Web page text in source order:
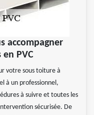
accompagner
PVC
votre sous toiture à
à un professionnel,
à suivre et toutes les
sécurisée. De